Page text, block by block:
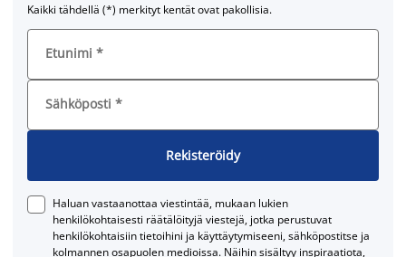
Kaikki tähdellä (*) merkityt kentät ovat pakollisia.
Etunimi *
Sähköposti *
Rekisteröidy
Haluan vastaanottaa viestintää, mukaan lukien
henkilökohtaisesti räätälöityjä viestejä, jotka perustuvat
henkilökohtaisiin tietoihini ja käyttäytymiseeni, sähköpostitse ja
kolmannen osapuolen medioissa. Näihin sisältyy inspiraatiota,